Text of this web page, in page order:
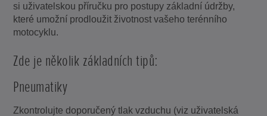
si uživatelskou příručku pro postupy základní údržby,
které umožní prodloužit životnost vašeho terénního
motocyklu.
Zde je několik základních tipů:
Pneumatiky
Zkontrolujte doporučený tlak vzduchu (viz uživatelská